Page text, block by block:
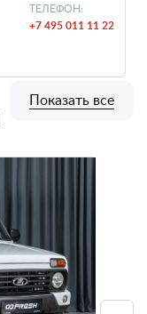
ТЕЛЕФОН:
+7 495 011 11 22
Показать все